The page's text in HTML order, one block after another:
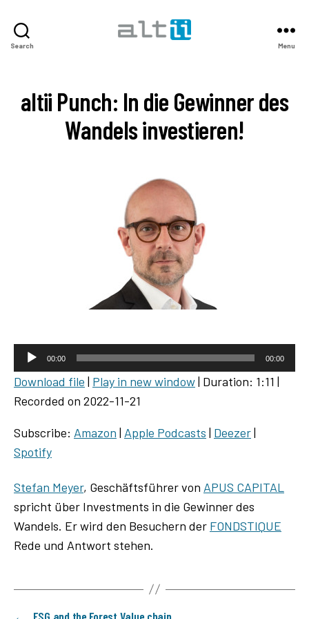
Search Menu
altii Punch: In die Gewinner des
Wandels investieren!
u
d
i
o
P
a
y
e
r
00:00 00:00
Download file | Play in new window| Duration: 1:11 |
Recorded on 2022-11-21
Subscribe: Amazon | Apple Podcasts | Deezer|
Spotify
Stefan Meyer, Geschäftsführer von APUS CAPITAL
spricht über Investments in die Gewinner des
Wandels. Er wird den Besuchern der FONDSTIQUE
Rede und Antwort stehen.
← ESG and the Forest Value chain